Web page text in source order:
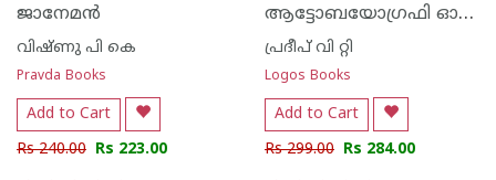
ജാനേമന്‍
വിഷ്ണു പി കെ
Pravda Books
Add to Cart
Rs 240.00 Rs 223.00
ആട്ടോബയോഗ്രഫി ഓഫ് ആൻ അൽ മല്ലു
പ്രദീപ് വി റ്റി
Logos Books
Add to Cart
Rs 299.00 Rs 284.00